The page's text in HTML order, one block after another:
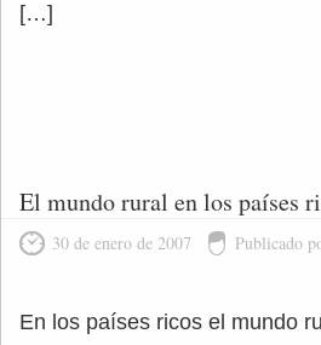
[…]
El mundo rural en los países
30 de enero de 2007 Publicado
En los países ricos el mundo